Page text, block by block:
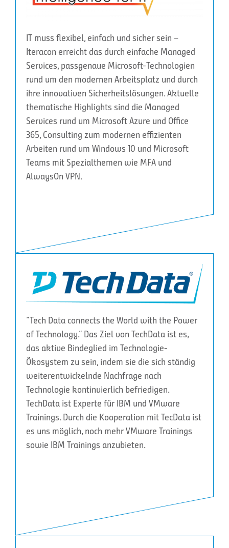
IT muss flexibel, einfach und sicher sein –
Iteracon erreicht das durch einfache Managed
Services, passgenaue Microsoft-Technologien
rund um den modernen Arbeitsplatz und durch
ihre innovativen Sicherheitslösungen. Aktuelle
thematische Highlights sind die Managed
Services rund um Microsoft Azure und Office
365, Consulting zum modernen effizienten
Arbeiten rund um Windows 10 und Microsoft
Teams mit Spezialthemen wie MFA und
AlwaysOn VPN.
“Tech Data connects the World with the Power
of Technology.” Das Ziel von TechData ist es,
das aktive Bindeglied im Technologie-
Ökosystem zu sein, indem sie die sich ständig
weiterentwickelnde Nachfrage nach
Technologie kontinuierlich befriedigen.
TechData ist Experte für IBM und VMware
Trainings. Durch die Kooperation mit TecData ist
es uns möglich, noch mehr VMware Trainings
sowie IBM Trainings anzubieten.